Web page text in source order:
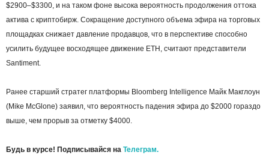
$2900–$3300, и на таком фоне высока вероятность продолжения оттока
актива с криптобирж. Сокращение доступного объема эфира на торговых
площадках снижает давление продавцов, что в перспективе способно
усилить будущее восходящее движение ETH, считают представители
Santiment.
Ранее старший стратег платформы Bloomberg Intelligence Майк Макглоун
(Mike McGlone) заявил, что вероятность падения эфира до $2000 гораздо
выше, чем прорыв за отметку $4000.
Будь в курсе! Подписывайся на Телеграм.